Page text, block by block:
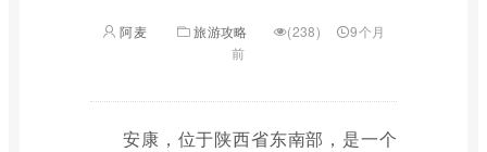
阿麦 旅游攻略 (238)
9个月
前
安康，位于陕西省东南部，是一个